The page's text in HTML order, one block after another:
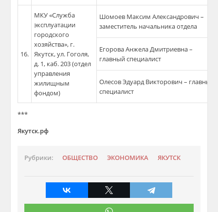
16.
МКУ «Служба
эксплуатации
городского
хозяйства», г.
Якутск, ул. Гоголя,
д. 1, каб. 203 (отдел
управления
жилищным
фондом)
Шомоев Максим Александрович –
заместитель начальника отдела
Егорова Анжела Дмитриевна –
главный специалист
Олесов Эдуард Викторович – главный
специалист
***
Якутск.рф
Рубрики: ОБЩЕСТВО ЭКОНОМИКА ЯКУТСК